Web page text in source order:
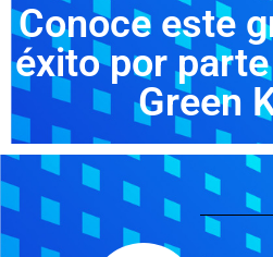
Conoce este
éxito por
Green